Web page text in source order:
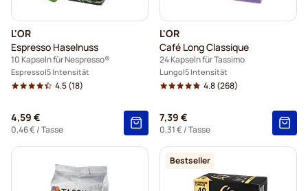
L'OR
Espresso Haselnuss
10 Kapseln für Nespresso®
Espresso 5 Intensität
4.5(18)
4,59 €
0,46 €/ Tasse
L'OR
Café Long Classique
24 Kapseln für Tassimo
Lungo 5 Intensität
4.8(268)
7,39 €
0,31 €/ Tasse
Bestseller